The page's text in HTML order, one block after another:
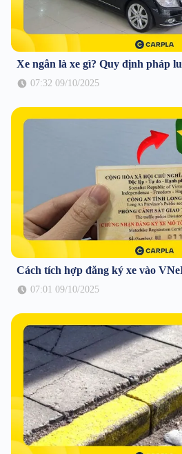
Xe ngân là xe gì? Quy định pháp
07:32 09/10/2025
Cách tích hợp đăng ký xe vào
07:01 09/10/2025